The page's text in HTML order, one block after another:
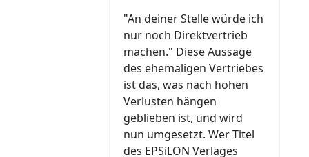
"An deiner Stelle würde ich
nur noch Direktvertrieb
machen." Diese Aussage
des ehemaligen Vertriebes
ist das, was nach hohen
Verlusten hängen
geblieben ist, und wird
nun umgesetzt. Wer Titel
des EPSiLON Verlages